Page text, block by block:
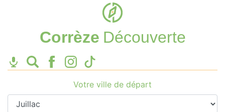
Corrèze Découverte
Votre ville de départ